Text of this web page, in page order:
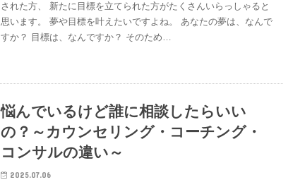
された方、 新たに目標を立てられた方がたくさんいらっしゃると
思います。 夢や目標を叶えたいですよね。 あなたの夢は、なんで
すか？ 目標は、なんですか？ そのため…
悩んでいるけど誰に相談したらいい
の？～カウンセリング・コーチング・
コンサルの違い～
2025.07.06